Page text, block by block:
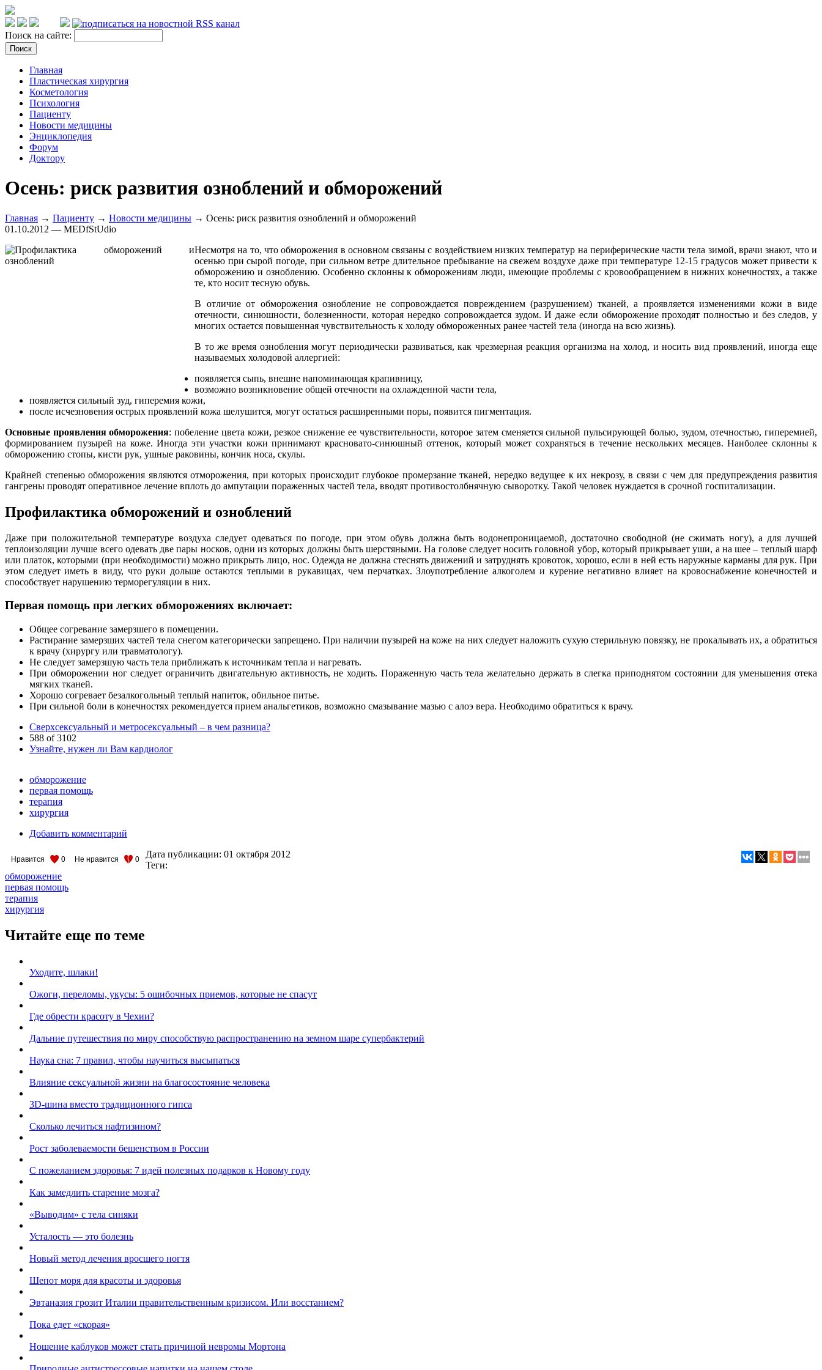
Поиск на сайте:
Главная
Пластическая хирургия
Косметология
Психология
Пациенту
Новости медицины
Энциклопедия
Форум
Доктору
Осень: риск развития озноблений и обморожений
Главная → Пациенту → Новости медицины → Осень: риск развития озноблений и обморожений
01.10.2012 — MEDfStUdio
Несмотря на то, что обморожения в основном связаны с воздействием низких температур на периферические части тела зимой, врачи знают, что и
осенью при сырой погоде, при сильном ветре длительное пребывание на свежем воздухе даже при температуре 12-15 градусов может привести к
обморожению и озноблению. Особенно склонны к обморожениям люди, имеющие проблемы с кровообращением в нижних конечностях, а также
те, кто носит тесную обувь.
В отличие от обморожения ознобление не сопровождается повреждением (разрушением) тканей, а проявляется изменениями кожи в виде
отечности, синюшности, болезненности, которая нередко сопровождается зудом. И даже если обморожение проходят полностью и без следов, у
многих остается повышенная чувствительность к холоду обмороженных ранее частей тела (иногда на всю жизнь).
В то же время ознобления могут периодически развиваться, как чрезмерная реакция организма на холод, и носить вид проявлений, иногда еще
называемых холодовой аллергией:
появляется сыпь, внешне напоминающая крапивницу,
возможно возникновение общей отечности на охлажденной части тела,
появляется сильный зуд, гиперемия кожи,
после исчезновения острых проявлений кожа шелушится, могут остаться расширенными поры, появится пигментация.
Основные проявления обморожения: побеление цвета кожи, резкое снижение ее чувствительности, которое затем сменяется сильной пульсирующей болью, зудом, отечностью, гиперемией,
формированием пузырей на коже. Иногда эти участки кожи принимают красновато-синюшный оттенок, который может сохраняться в течение нескольких месяцев. Наиболее склонны к
обморожению стопы, кисти рук, ушные раковины, кончик носа, скулы.
Крайней степенью обморожения являются отморожения, при которых происходит глубокое промерзание тканей, нередко ведущее к их некрозу, в связи с чем для предупреждения развития
гангрены проводят оперативное лечение вплоть до ампутации пораженных частей тела, вводят противостолбнячную сыворотку. Такой человек нуждается в срочной госпитализации.
Профилактика обморожений и озноблений
Даже при положительной температуре воздуха следует одеваться по погоде, при этом обувь должна быть водонепроницаемой, достаточно свободной (не сжимать ногу), а для лучшей
теплоизоляции лучше всего одевать две пары носков, одни из которых должны быть шерстяными. На голове следует носить головной убор, который прикрывает уши, а на шее – теплый шарф
или платок, которыми (при необходимости) можно прикрыть лицо, нос. Одежда не должна стеснять движений и затруднять кровоток, хорошо, если в ней есть наружные карманы для рук. При
этом следует иметь в виду, что руки дольше остаются теплыми в рукавицах, чем перчатках. Злоупотребление алкоголем и курение негативно влияет на кровоснабжение конечностей и
способствует нарушению терморегуляции в них.
Первая помощь при легких обморожениях включает:
Общее согревание замерзшего в помещении.
Растирание замерзших частей тела снегом категорически запрещено. При наличии пузырей на коже на них следует наложить сухую стерильную повязку, не прокалывать их, а обратиться
к врачу (хирургу или травматологу).
Не следует замерзшую часть тела приближать к источникам тепла и нагревать.
При обморожении ног следует ограничить двигательную активность, не ходить. Пораженную часть тела желательно держать в слегка приподнятом состоянии для уменьшения отека
мягких тканей.
Хорошо согревает безалкогольный теплый напиток, обильное питье.
При сильной боли в конечностях рекомендуется прием анальгетиков, возможно смазывание мазью с алоэ вера. Необходимо обратиться к врачу.
Сверхсексуальный и метросексуальный – в чем разница?
588 of 3102
Узнайте, нужен ли Вам кардиолог
обморожение
первая помощь
терапия
хирургия
Добавить комментарий
Нравится 0 Не нравится 0 Дата публикации: 01 октября 2012
Теги:
обморожение
первая помощь
терапия
хирургия
Читайте еще по теме
Уходите, шлаки!
Ожоги, переломы, укусы: 5 ошибочных приемов, которые не спасут
Где обрести красоту в Чехии?
Дальние путешествия по миру способствую распространению на земном шаре супербактерий
Наука сна: 7 правил, чтобы научиться высыпаться
Влияние сексуальной жизни на благосостояние человека
3D-шина вместо традиционного гипса
Сколько лечиться нафтизином?
Рост заболеваемости бешенством в России
С пожеланием здоровья: 7 идей полезных подарков к Новому году
Как замедлить старение мозга?
«Выводим» с тела синяки
Усталость — это болезнь
Новый метод лечения вросшего ногтя
Шепот моря для красоты и здоровья
Эвтаназия грозит Италии правительственным кризисом. Или восстанием?
Пока едет «скорая»
Ношение каблуков может стать причиной невромы Мортона